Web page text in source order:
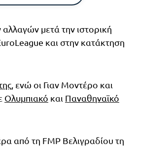
μετά την ιστορική
και στην κατάκτηση
, ενώ οι Γιαν Μοντέρο και
Ολυμπιακό και Παναθηναϊκό
από τη FMP Βελιγραδίου τη